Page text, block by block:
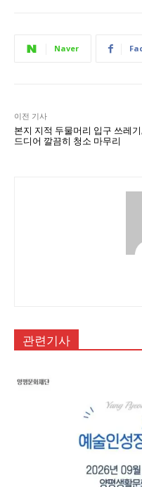
Naver
이전 기사
본지 지적 두물머리 입구 쓰레
드디어 깔끔히 청소 마무리
관련기사